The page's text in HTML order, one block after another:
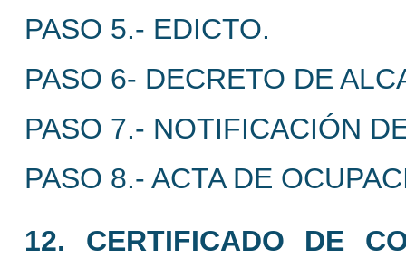
PASO 5.- EDICTO.
PASO 6- DECRETO DE
PASO 7.- NOTIFICACIÓN
PASO 8.- ACTA DE
12. CERTIFICADO DE